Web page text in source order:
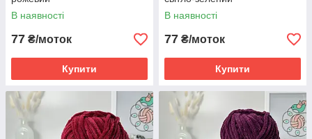
В наявності
77 ₴/моток
Купити
В наявності
77 ₴/моток
Купити